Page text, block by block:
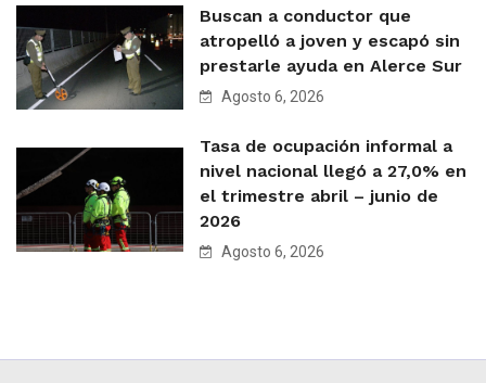
Buscan a conductor que
atropelló a joven y escapó sin
prestarle ayuda en Alerce Sur
Agosto 6, 2026
Tasa de ocupación informal a
nivel nacional llegó a 27,0% en
el trimestre abril – junio de
2026
Agosto 6, 2026